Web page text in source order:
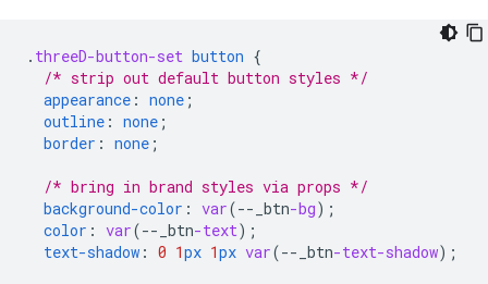
. threeD-button-set button {
/* strip out default button styles */
appearance : none ;
outline : none ;
border : none ;
/* bring in brand styles via props */
background-color : var(-- _btn-bg);
color : var(-- _btn-text);
text-shadow : 0 1px 1px var(-- _btn-text-shadow);